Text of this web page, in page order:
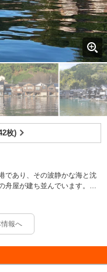
枚)
であり、その波静かな海と沈
舟屋が建ち並んでいます。海
口を開けた舟のガレージ、二
す。民宿の客室等にも利用さ
さとに帰ってきたかのよう
報へ